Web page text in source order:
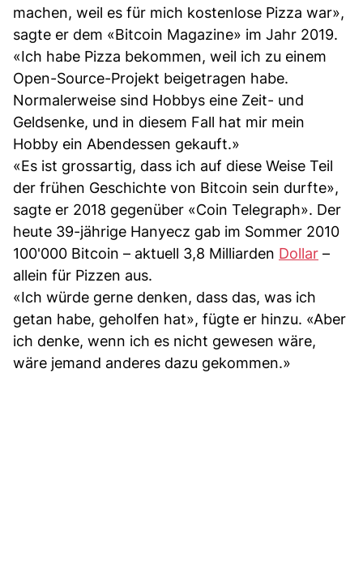
machen, weil es für mich kostenlose Pizza war»,
sagte er dem «Bitcoin Magazine» im Jahr 2019.
«Ich habe Pizza bekommen, weil ich zu einem
Open-Source-Projekt beigetragen habe.
Normalerweise sind Hobbys eine Zeit- und
Geldsenke, und in diesem Fall hat mir mein
Hobby ein Abendessen gekauft.»
«Es ist grossartig, dass ich auf diese Weise Teil
der frühen Geschichte von Bitcoin sein durfte»,
sagte er 2018 gegenüber «Coin Telegraph». Der
heute 39-jährige Hanyecz gab im Sommer 2010
100'000 Bitcoin – aktuell 3,8 Milliarden Dollar –
allein für Pizzen aus.
«Ich würde gerne denken, dass das, was ich
getan habe, geholfen hat», fügte er hinzu. «Aber
ich denke, wenn ich es nicht gewesen wäre,
wäre jemand anderes dazu gekommen.»